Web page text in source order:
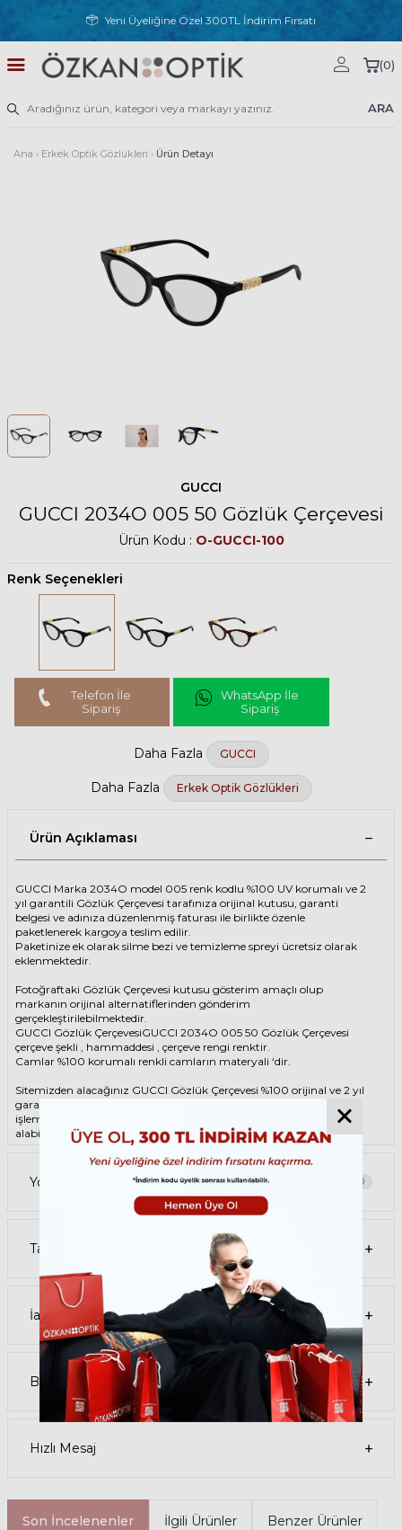
Yeni Üyeliğine Özel 300TL İndirim Fırsatı
ARA
(0)
Ana › Erkek Optik Gözlükleri › Ürün Detayı
GUCCI
GUCCI 2034O 005 50 Gözlük Çerçevesi
Ürün Kodu : O-GUCCI-100
Renk Seçenekleri
Telefon İle
Sipariş
WhatsApp İle
Sipariş
Daha Fazla GUCCI
Daha Fazla Erkek Optik Gözlükleri
Ürün Açıklaması
GUCCI Marka 2034O model 005 renk kodlu %100 UV korumalı ve 2
yıl garantili Gözlük Çerçevesi tarafınıza orijinal kutusu, garanti
belgesi ve adınıza düzenlenmiş faturası ile birlikte özenle
paketlenerek kargoya teslim edilir.
Paketinize ek olarak silme bezi ve temizleme spreyi ücretsiz olarak
eklenmektedir.
Fotoğraftaki Gözlük Çerçevesi kutusu gösterim amaçlı olup
markanın orijinal alternatiflerinden gönderim
gerçekleştirilebilmektedir.
GUCCI Gözlük ÇerçevesiGUCCI 2034O 005 50 Gözlük Çerçevesi
çerçeve şekli , hammaddesi , çerçeve rengi renktir.
Camlar %100 korumalı renkli camların materyali ‘dir.
Sitemizden alacağınız GUCCI Gözlük Çerçevesi %100 orijinal ve 2 yıl
garantilidir. Garanti kapsamındaki tüm parça değişim ve tamir
işlemlerini
mağazalarından ücretsiz olarak destek
alabilirsiniz.
Garanti kapsamı dışındaki tüm parça değişim ve tamir işlemleri için
parça ücreti karşılığında ömür boyu Özkan Optik mağazalarından
destek alabilirsiniz ya da
destek@ozkanoptik.com
mail adresinden her zaman talep oluşturabilirsiniz.
Yorumlar 0
Tavsiye Et
İade Koşulları
Beni Ara
Hızlı Mesaj
Son İncelenenler İlgili Ürünler Benzer Ürünler